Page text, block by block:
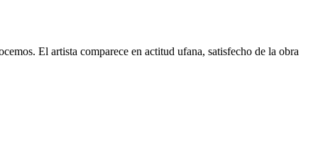
El artista comparece en actitud ufana, satisfecho de la obra